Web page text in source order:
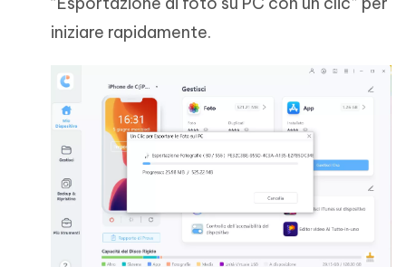
iniziare rapidamente.